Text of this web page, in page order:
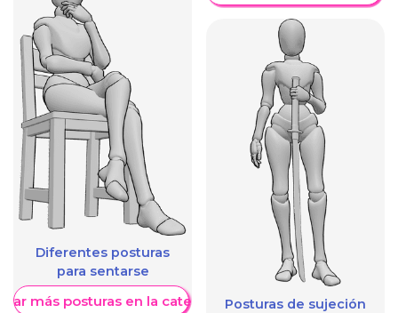
Diferentes posturas
para sentarse
más posturas en la categoríaPosturas de sujeción